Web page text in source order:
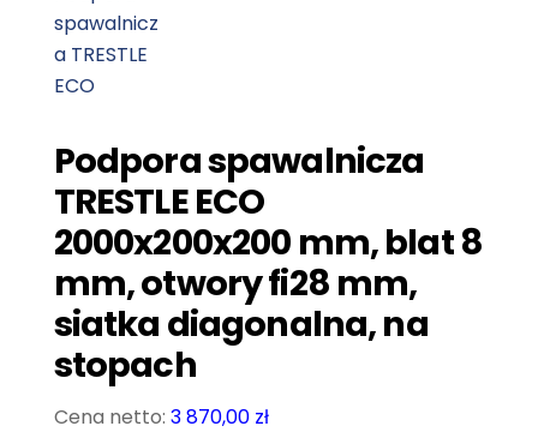
Podpora spawalnicza
TRESTLE ECO
2000x200x200 mm, blat 8
mm, otwory fi28 mm,
siatka diagonalna, na
stopach
3 870,00 zł